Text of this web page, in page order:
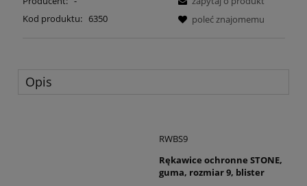
Kod produktu: 6350
poleć znajomemu
Opis
RWBS9
Rękawice ochronne STONE,
guma, rozmiar 9, blister